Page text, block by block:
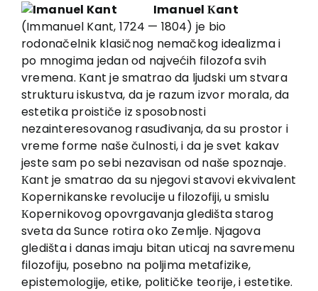
O nama
Knjige
U pripremi
Akcija
Autori
Vesti
EU PROJEKTI
Kontakt
Imanuel Кant
(Immanuel Kant, 1724 — 1804) je bio
rodonačelnik klasičnog nemačkog idealizma i
po mnogima jedan od najvećih filozofa svih
vremena. Кant je smatrao da ljudski um stvara
strukturu iskustva, da je razum izvor morala, da
estetika proističe iz sposobnosti
nezainteresovanog rasuđivanja, da su prostor i
vreme forme naše čulnosti, i da je svet kakav
jeste sam po sebi nezavisan od naše spoznaje.
Кant je smatrao da su njegovi stavovi ekvivalent
Кopernikanske revolucije u filozofiji, u smislu
Кopernikovog opovrgavanja gledišta starog
sveta da Sunce rotira oko Zemlje. Njagova
gledišta i danas imaju bitan uticaj na savremenu
filozofiju, posebno na poljima metafizike,
epistemologije, etike, političke teorije, i estetike.